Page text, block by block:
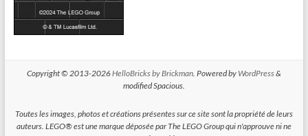
Copyright © 2013-2026HelloBricks by Brickman. Powered by WordPress&
modified Spacious.
Toutes les images, photos et créations présentes sur ce site sont la propriété de leurs
auteurs. LEGO® est une marque déposée par The LEGO Group qui n'approuve ni ne